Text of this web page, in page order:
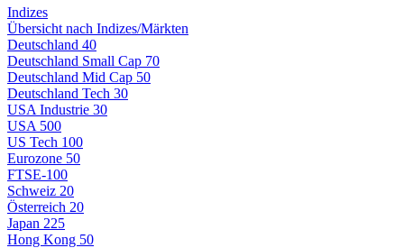
Indizes
Übersicht nach Indizes/Märkten
Deutschland 40
Deutschland Small Cap 70
Deutschland Mid Cap 50
Deutschland Tech 30
USA Industrie 30
USA 500
US Tech 100
Eurozone 50
FTSE-100
Schweiz 20
Österreich 20
Japan 225
Hong Kong 50